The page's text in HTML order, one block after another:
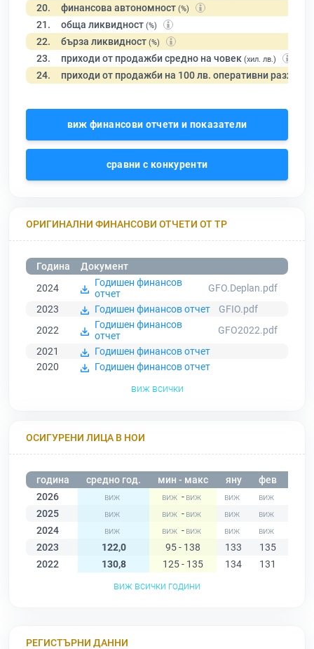
20. финансова автономност (%)
21. обща ликвидност (%)
22. бърза ликвидност (%)
23. приходи от продажби средно на човек (хил. лв.)
24. приходи от продажби на 100 лв. оперативни разходи
виж финансови отчети и показатели
сравни с конкуренти
ОРИГИНАЛНИ ФИНАНСОВИ ОТЧЕТИ ОТ ТР
Година
Документ
2024
Годишен финансов
отчет
GFO.Deplan.pdf
2023
Годишен финансов отчет
GFIO.pdf
2022
Годишен финансов
отчет
GFO2022.pdf
2021
Годишен финансов отчет
2020
Годишен финансов отчет
виж всички
ОСИГУРЕНИ ЛИЦА В НОИ
година средно год. мин - макс яну фев
2026
-
2025
-
2024
-
2023
122,0 95 - 138 133 135
2022
130,8 125 - 135 134 131
виж всички години
РЕГИСТЪРНИ ДАННИ